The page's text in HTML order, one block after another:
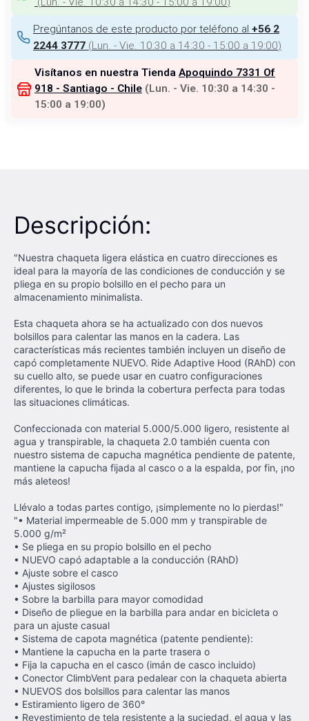
Pregúntanos de este producto por teléfono al +56 2
2244 3777 (Lun. - Vie. 10:30 a 14:30 - 15:00 a 19:00)
Visítanos en nuestra Tienda Apoquindo 7331 Of
918 - Santiago - Chile (Lun. - Vie. 10:30 a 14:30 -
15:00 a 19:00)
Descripción:
"Nuestra chaqueta ligera elástica en cuatro direcciones es
ideal para la mayoría de las condiciones de conducción y se
pliega en su propio bolsillo en el pecho para un
almacenamiento minimalista.
Esta chaqueta ahora se ha actualizado con dos nuevos
bolsillos para calentar las manos en la cadera. Las
características más recientes también incluyen un diseño de
capó completamente NUEVO. Ride Adaptive Hood (RAhD) con
su cuello alto, se puede usar en cuatro configuraciones
diferentes, lo que le brinda la cobertura perfecta para todas
las situaciones climáticas.
Confeccionada con material 5.000/5.000 ligero, resistente al
agua y transpirable, la chaqueta 2.0 también cuenta con
nuestro sistema de capucha magnética pendiente de patente,
mantiene la capucha fijada al casco o a la espalda, por fin, ¡no
más aleteos!
Llévalo a todas partes contigo, ¡simplemente no lo pierdas!"
"• Material impermeable de 5.000 mm y transpirable de
5.000 g/m²
• Se pliega en su propio bolsillo en el pecho
• NUEVO capó adaptable a la conducción (RAhD)
• Ajuste sobre el casco
• Ajustes sigilosos
• Sobre la barbilla para mayor comodidad
• Diseño de pliegue en la barbilla para andar en bicicleta o
para un ajuste casual
• Sistema de capota magnética (patente pendiente):
• Mantiene la capucha en la parte trasera o
• Fija la capucha en el casco (imán de casco incluido)
• Conector ClimbVent para pedalear con la chaqueta abierta
• NUEVOS dos bolsillos para calentar las manos
• Estiramiento ligero de 360°
• Revestimiento de tela resistente a la suciedad, el agua y las